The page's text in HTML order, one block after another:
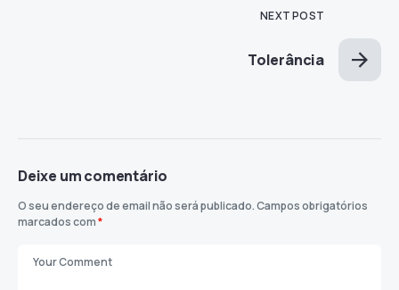
NEXT POST
Tolerância
Deixe um comentário
O seu endereço de email não será publicado.Campos obrigatórios
marcados com*